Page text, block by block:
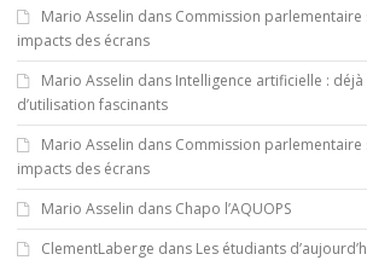
Mario Asselin dans Commission parlementaire
impacts des écrans
Mario Asselin dans Intelligence artificielle :
d’utilisation fascinants
Mario Asselin dans Commission parlementaire
impacts des écrans
Mario Asselin dans Chapo l’AQUOPS
ClementLaberge dans Les étudiants